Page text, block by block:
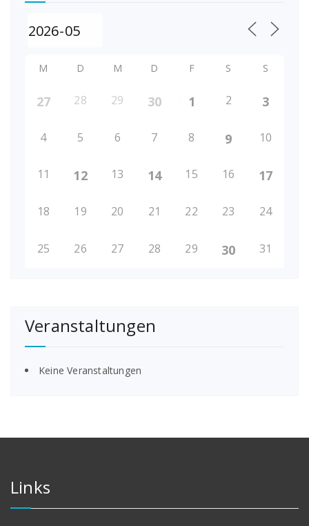
M D M D F S S
27 28 29 30 1 2 3
4 5 6 7 8 9 10
11 12 13 14 15 16 17
18 19 20 21 22 23 24
25 26 27 28 29 30 31
Veranstaltungen
Keine Veranstaltungen
Links